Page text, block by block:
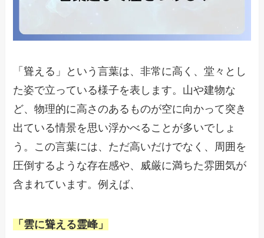
「聳える」という言葉は、非常に高く、堂々とし
た姿で立っている様子を表します。山や建物な
ど、物理的に高さのあるものが空に向かって突き
出ている情景を思い浮かべることが多いでしょ
う。この言葉には、ただ高いだけでなく、周囲を
圧倒するような存在感や、威厳に満ちた雰囲気が
含まれています。例えば、
「雲に聳える霊峰」